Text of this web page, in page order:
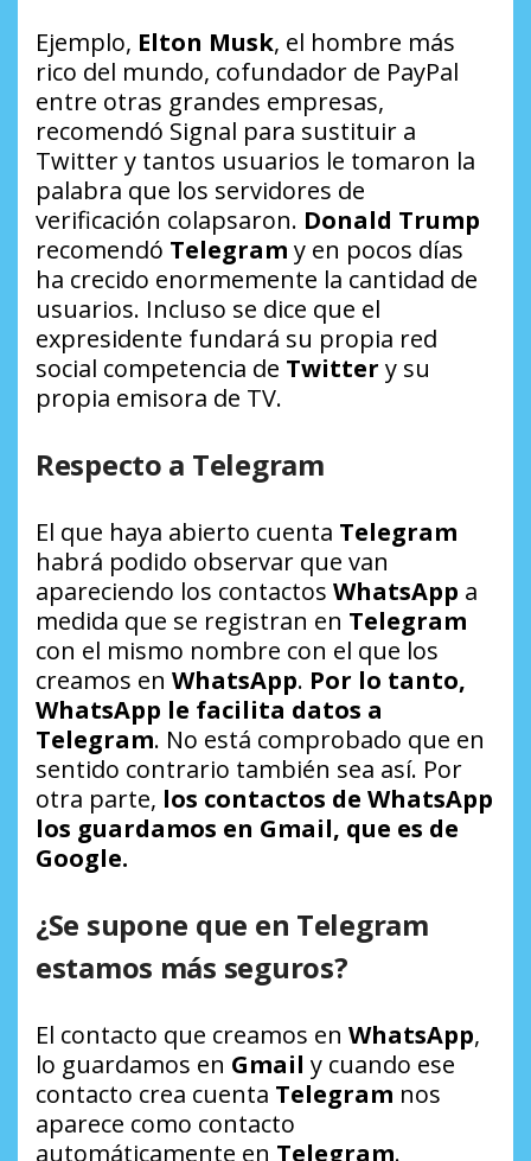
Ejemplo, Elton Musk, el hombre más
rico del mundo, cofundador de PayPal
entre otras grandes empresas,
recomendó Signal para sustituir a
Twitter y tantos usuarios le tomaron la
palabra que los servidores de
verificación colapsaron. Donald Trump
recomendó Telegram y en pocos días
ha crecido enormemente la cantidad de
usuarios. Incluso se dice que el
expresidente fundará su propia red
social competencia de Twitter y su
propia emisora de TV.
Respecto a Telegram
El que haya abierto cuenta Telegram
habrá podido observar que van
apareciendo los contactos WhatsApp a
medida que se registran en Telegram
con el mismo nombre con el que los
creamos en WhatsApp. Por lo tanto,
WhatsApp le facilita datos a
Telegram. No está comprobado que en
sentido contrario también sea así. Por
otra parte, los contactos de WhatsApp
los guardamos en Gmail, que es de
Google.
¿Se supone que en Telegram
estamos más seguros?
El contacto que creamos en WhatsApp,
lo guardamos en Gmail y cuando ese
contacto crea cuenta Telegram nos
aparece como contacto
automáticamente en Telegram.